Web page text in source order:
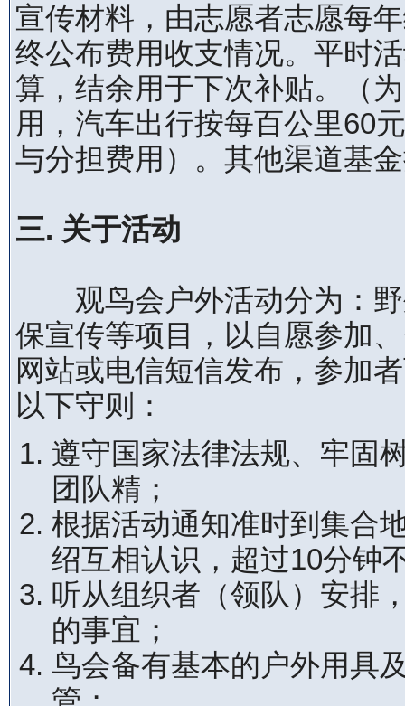
宣传材料，由志愿者志愿每
终公布费用收支情况。平时
算，结余用于下次补贴。（
用，汽车出行按每百公里60
与分担费用）。其他渠道基
三. 关于活动
观鸟会户外活动分为：野
保宣传等项目，以自愿参加
网站或电信短信发布，参加
以下守则：
遵守国家法律法规、牢固
团队精；
根据活动通知准时到集合
绍互相认识，超过10分钟
听从组织者（领队）安排
的事宜；
鸟会备有基本的户外用具